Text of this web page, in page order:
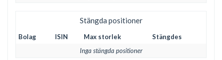
Stängda positioner
Bolag ISIN Max storlek
Stängdes
Inga stängda positioner